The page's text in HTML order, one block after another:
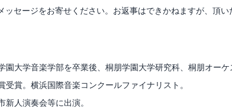
ッセージをお寄せください。お返事はできかねますが、頂い
大学音楽学部を卒業後、桐朋学園大学研究科、桐朋オーケ
賞。横浜国際音楽コンクールファイナリスト。
人演奏会等に出演。